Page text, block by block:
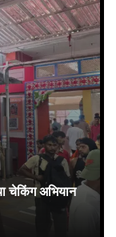
चेकिंग अभियान